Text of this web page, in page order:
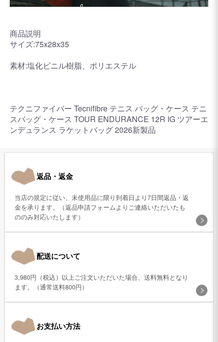
商品説明
サイズ:75x28x35
素材:塩化ビニル樹脂、ポリエステル
テクニファイバー Tecnifibre テニス バッグ・ケース テニ
スバッグ・ケース TOUR ENDURANCE 12R IG ツアーエ
ンデュランス ラケットバッグ 2026新製品
返品・返金
当店の規定に従い、未使用品に限り到着日より7日間返品・返
金を承ります。（返品申請フォームよりご連絡いただいたも
ののみ対応いたします）
配送について
3,980円（税込）以上ご注文いただいた場合、送料無料となり
ます。（通常送料800円）
お支払い方法